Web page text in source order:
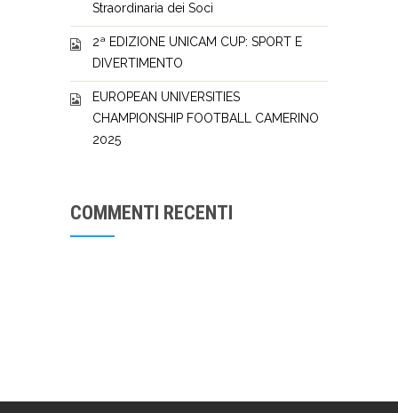
Straordinaria dei Soci
2ª EDIZIONE UNICAM CUP: SPORT E
DIVERTIMENTO
EUROPEAN UNIVERSITIES
CHAMPIONSHIP FOOTBALL CAMERINO
2025
COMMENTI RECENTI